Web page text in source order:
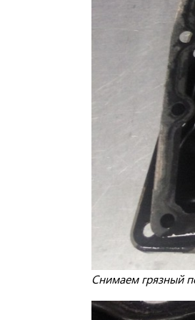
Снимаем грязный